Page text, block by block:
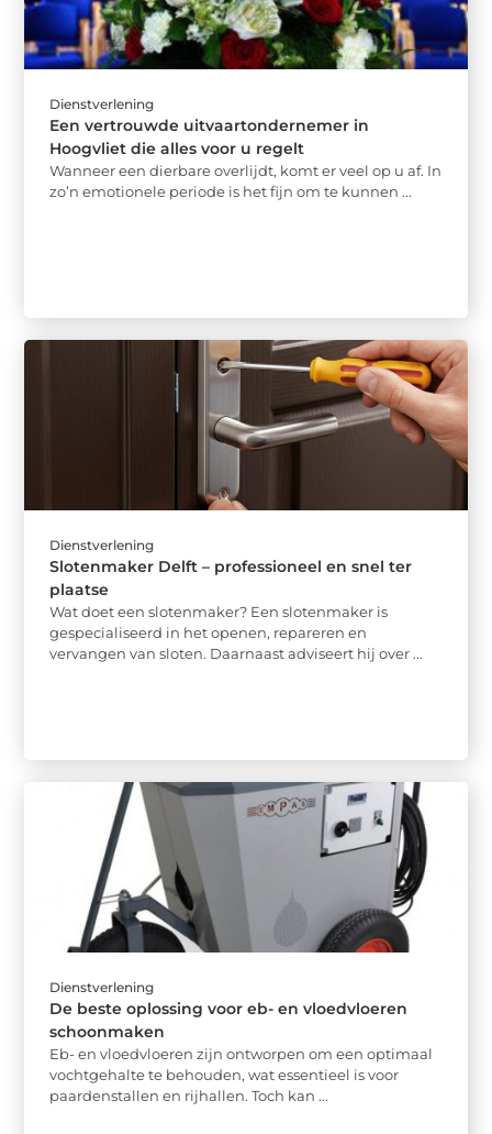
Dienstverlening
Een vertrouwde uitvaartondernemer in
Hoogvliet die alles voor u regelt
Wanneer een dierbare overlijdt, komt er veel op u af. In
zo’n emotionele periode is het fijn om te kunnen ...
Dienstverlening
Slotenmaker Delft – professioneel en snel ter
plaatse
Wat doet een slotenmaker? Een slotenmaker is
gespecialiseerd in het openen, repareren en
vervangen van sloten. Daarnaast adviseert hij over ...
Dienstverlening
De beste oplossing voor eb- en vloedvloeren
schoonmaken
Eb- en vloedvloeren zijn ontworpen om een optimaal
vochtgehalte te behouden, wat essentieel is voor
paardenstallen en rijhallen. Toch kan ...